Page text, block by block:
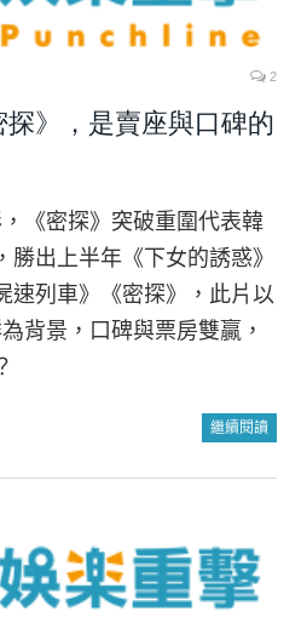
2
》，是賣座與口碑的
《密探》突破重圍代表韓
勝出上半年《下女的誘惑》
速列車》《密探》，此片以
背景，口碑與票房雙贏，
繼續閱讀